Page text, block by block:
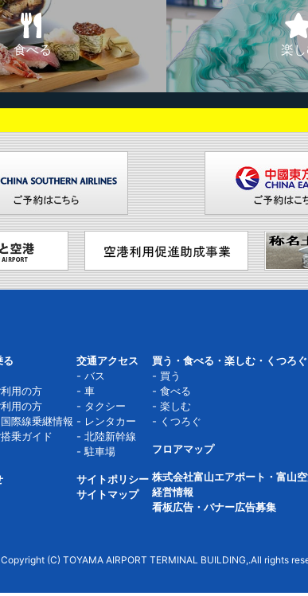
食べる 楽
る
用の方
用の方
際線乗継情報
乗ガイド
交通アクセス
バス
車
タクシー
レンタカー
北陸新幹線
駐車場
サイトポリシー
サイトマップ
買う・食べる・楽しむ・くつろぐ
買う
食べる
楽しむ
くつろぐ
フロアマップ
株式会社富山エアポート・富山
経営情報
看板広告・バナー広告募集
Copyright (C) TOYAMA AIRPORT TERMINAL BUILDING,.All rights